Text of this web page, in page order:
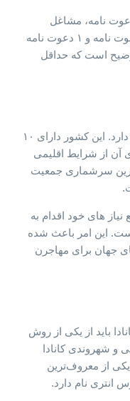
شغل‌های مراقبت از کودکان ۳۲ دعوت نامه، مشاغل
مربوط به مراقبت های بهداشتی ۳۹ دعوت نامه و ۱ دعوت نامه
است که حداقل
کشور کانادا در شمال قاره آمریکا قرار دارد. این کشور دارای ۱۰
آن از شرایط اقلیمی
سرشماری جمعیت
نیاز های خود اقدام به
این امر باعث شده
جهان برای مهاجرن
باید از یکی از روش
و شهروندی کانادا
یکی از معروف‌ترین
انتری نام دارد.